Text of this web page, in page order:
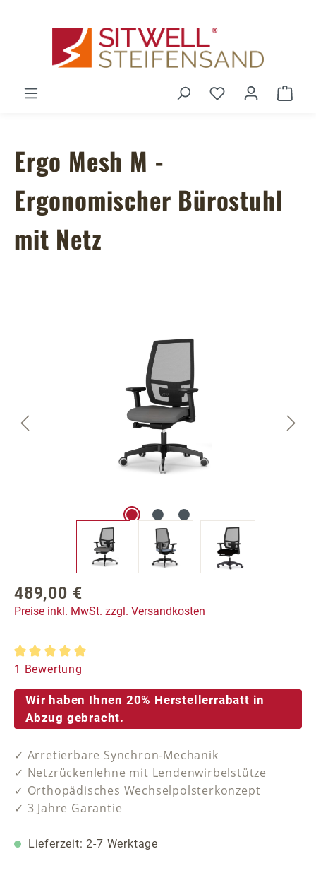
Du hast 0
Ergo Mesh M -
Ergonomischer Bürostuhl
mit Netz
Regulärer Preis:
489,00 €
Preise inkl. MwSt. zzgl. Versandkosten
Durchschnittliche Bewertung von 5 von 5 Sternen
1 Bewertung
Wir haben Ihnen 20% Herstellerrabatt in
Abzug gebracht.
✓ Arretierbare Synchron-Mechanik
✓ Netzrückenlehne mit Lendenwirbelstütze
✓ Orthopädisches Wechselpolsterkonzept
✓ 3 Jahre Garantie
Lieferzeit: 2-7 Werktage